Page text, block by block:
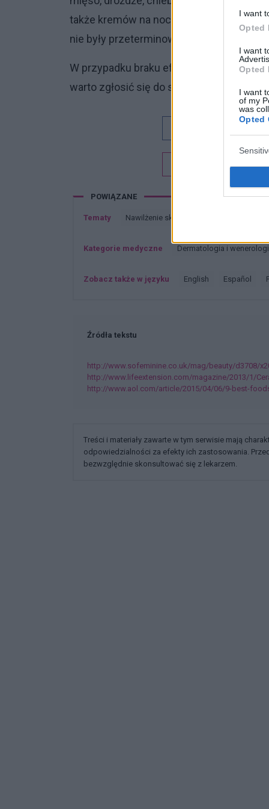
I want
Opted
I want
Opted
I want
of my
was
Opted
także kremów na noc i na dzień oraz
nie były przeterminowane.
W przypadku braku efektów widocznych
warto zgłosić się do specjalisty w celu
Chcesz być na
POWIĄZANE
Tematy Nawilżenie skóry
Kategorie medyczne Dermatologia i
Zobacz także w języku english español
Źródła tekstu
http://www.sofeminine.co.uk/mag/beauty/d3708/
http://www.lifeextension.com/magazine/2013/1/
http://www.aol.com/article/2015/04/06/9-best-
Treści i materiały zawarte w tym serwisie mają
odpowiedzialności za efekty ich zastosowania.
bezwzględnie skonsultować się z lekarzem.